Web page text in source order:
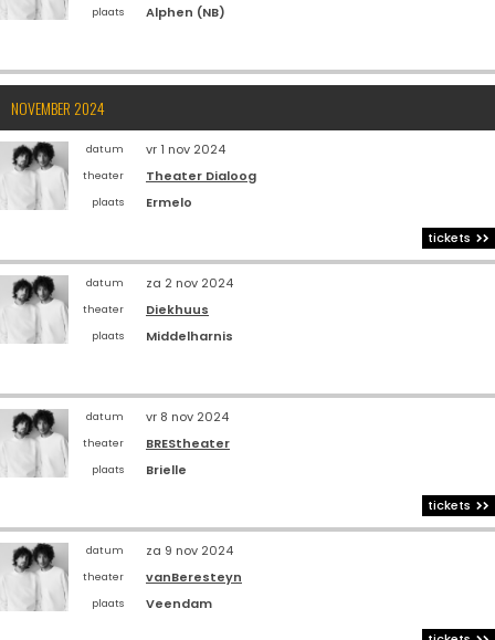
plaats Alphen (NB)
NOVEMBER 2024
datum vr 1 nov 2024
theater Theater Dialoog
plaats
Ermelo
tickets
datum za 2 nov 2024
theater Diekhuus
plaats Middelharnis
datum vr 8 nov 2024
theater BREStheater
plaats
Brielle
tickets
datum za 9 nov 2024
theater vanBeresteyn
plaats
Veendam